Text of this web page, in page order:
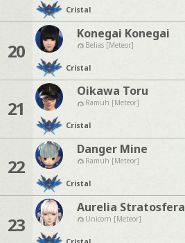
Cristal
20
Konegai Konegai
Belias [Meteor]
Cristal
21
Oikawa Toru
Ramuh [Meteor]
Cristal
22
Danger Mine
Ramuh [Meteor]
Cristal
23
Aurelia Stratosfera
Unicorn [Meteor]